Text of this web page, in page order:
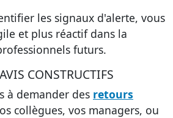
les signaux d'alerte, vous
et plus réactif dans la
futurs.
CONSTRUCTIFS
à demander des retours
collègues, vos managers, ou